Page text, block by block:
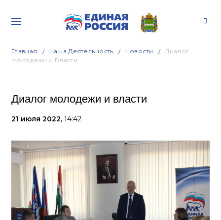
Главная Наша Деятельность Новости
Диалог
Молодежи И Власти
Диалог молодежи и власти
21 июля 2022, 14:42